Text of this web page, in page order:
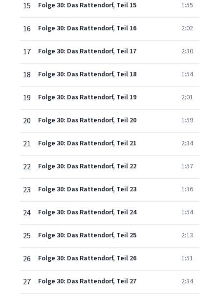
15 Folge 30: Das Rattendorf, Teil 15 1:55
16 Folge 30: Das Rattendorf, Teil 16 2:02
17 Folge 30: Das Rattendorf, Teil 17 2:30
18 Folge 30: Das Rattendorf, Teil 18 1:54
19 Folge 30: Das Rattendorf, Teil 19 2:01
20 Folge 30: Das Rattendorf, Teil 20 1:59
21 Folge 30: Das Rattendorf, Teil 21 2:34
22 Folge 30: Das Rattendorf, Teil 22 1:57
23 Folge 30: Das Rattendorf, Teil 23 1:36
24 Folge 30: Das Rattendorf, Teil 24 1:54
25 Folge 30: Das Rattendorf, Teil 25 2:13
26 Folge 30: Das Rattendorf, Teil 26 1:51
27 Folge 30: Das Rattendorf, Teil 27 2:34